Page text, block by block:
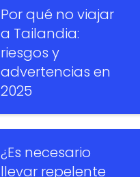
Por qué no viajar
a Tailandia:
riesgos y
advertencias en
2025
¿Es necesario
llevar repelente